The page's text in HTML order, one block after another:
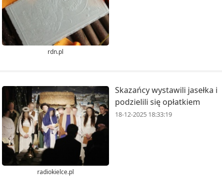
rdn.pl
radiokielce.pl
Skazańcy wystawili jasełka i
podzielili się opłatkiem
18-12-2025 18:33:19